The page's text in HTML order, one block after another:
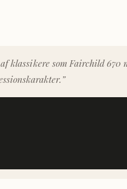
klassikere som Fairchild